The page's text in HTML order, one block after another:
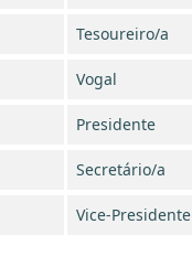
Tesoureiro/a
Vogal
Presidente
Secretário/a
Vice-Presidente